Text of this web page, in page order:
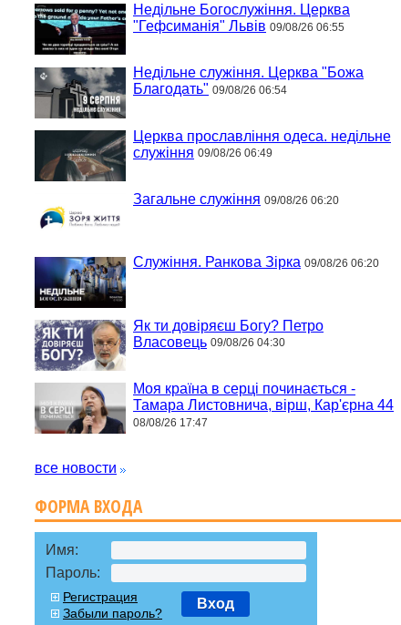
Недільне Богослужіння. Церква
"Гефсиманія" Львів 09/08/26 06:55
Недільне служіння. Церква "Божа
Благодать" 09/08/26 06:54
Церква прославління одеса. недільне
служіння 09/08/26 06:49
Загальне служіння 09/08/26 06:20
Служіння. Ранкова Зірка 09/08/26 06:20
Як ти довіряєш Богу? Петро
Власовець 09/08/26 04:30
Моя країна в серці починається -
Тамара Листовнича, вірш, Кар'єрна 44
08/08/26 17:47
все новости
ФОРМА ВХОДА
Имя:
Пароль:
Регистрация
Забыли пароль?
Вход